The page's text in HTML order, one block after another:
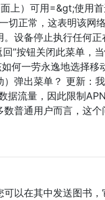
上）可用=&gt;使用
切正常，这表明该网
。设备停止执行任何
”按钮关闭此菜单，
何一劳永逸地选择移
弹出菜单？ 更新：
据流量，因此限制
普通用户而言，这个
以在其中发送图书，